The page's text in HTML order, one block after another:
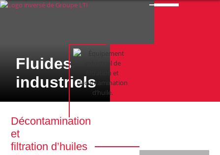
Fluides
industriels
Décontamination
et
filtration d’huiles